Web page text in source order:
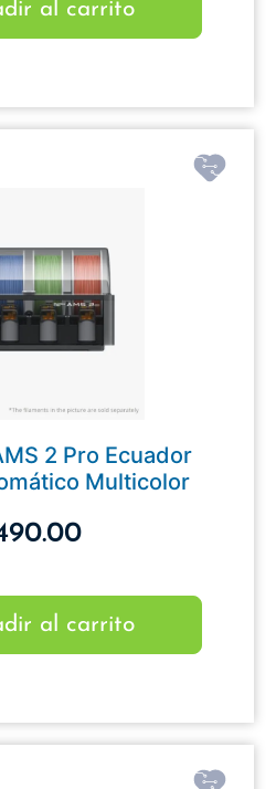
al carrito
2 Pro Ecuador
Multicolor
al carrito